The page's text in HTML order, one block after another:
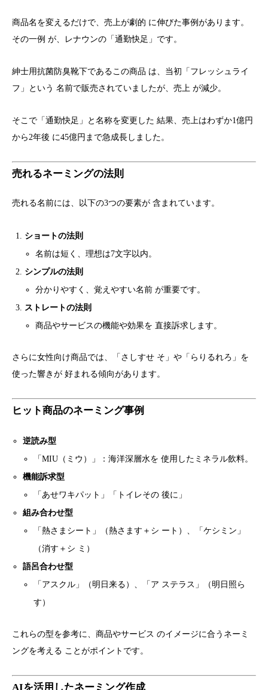
商品名を変えるだけで、売上が劇的 に伸びた事例があります。
その一例 が、レナウンの「通勤快足」です。
紳士用抗菌防臭靴下であるこの商品 は、当初「フレッシュライ
フ」という 名前で販売されていましたが、売上 が減少。
そこで「通勤快足」と名称を変更した 結果、売上はわずか1億円
から2年後 に45億円まで急成長しました。
売れるネーミングの法則
売れる名前には、以下の3つの要素が 含まれています。
ショートの法則
名前は短く、理想は7文字以内。
シンプルの法則
分かりやすく、覚えやすい名前 が重要です。
ストレートの法則
商品やサービスの機能や効果を 直接訴求します。
さらに女性向け商品では、「さしすせ そ」や「らりるれろ」を
使った響きが 好まれる傾向があります。
ヒット商品のネーミング事例
逆読み型
「MIU（ミウ）」：海洋深層水を 使用したミネラル飲料。
機能訴求型
「あせワキパット」「トイレその 後に」
組み合わせ型
「熱さまシート」（熱さます＋シ ート）、「ケシミン」
（消す＋シ ミ）
語呂合わせ型
「アスクル」（明日来る）、「ア ステラス」（明日照ら
す）
これらの型を参考に、商品やサービス のイメージに合うネーミ
ングを考える ことがポイントです。
AIを活用したネーミング作成